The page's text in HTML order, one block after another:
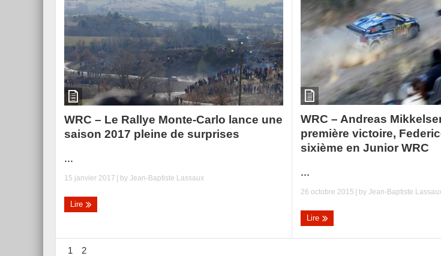
WRC – Le Rallye Monte-Carlo lance une
saison 2017 pleine de surprises
...
15 janvier 2017 | by Jean-Baptiste Lassaux
Lire
WRC – Andreas
première victoire,
sixième en Junior WRC
...
26 octobre 2015 | byJean-Baptiste
Lire
1 2